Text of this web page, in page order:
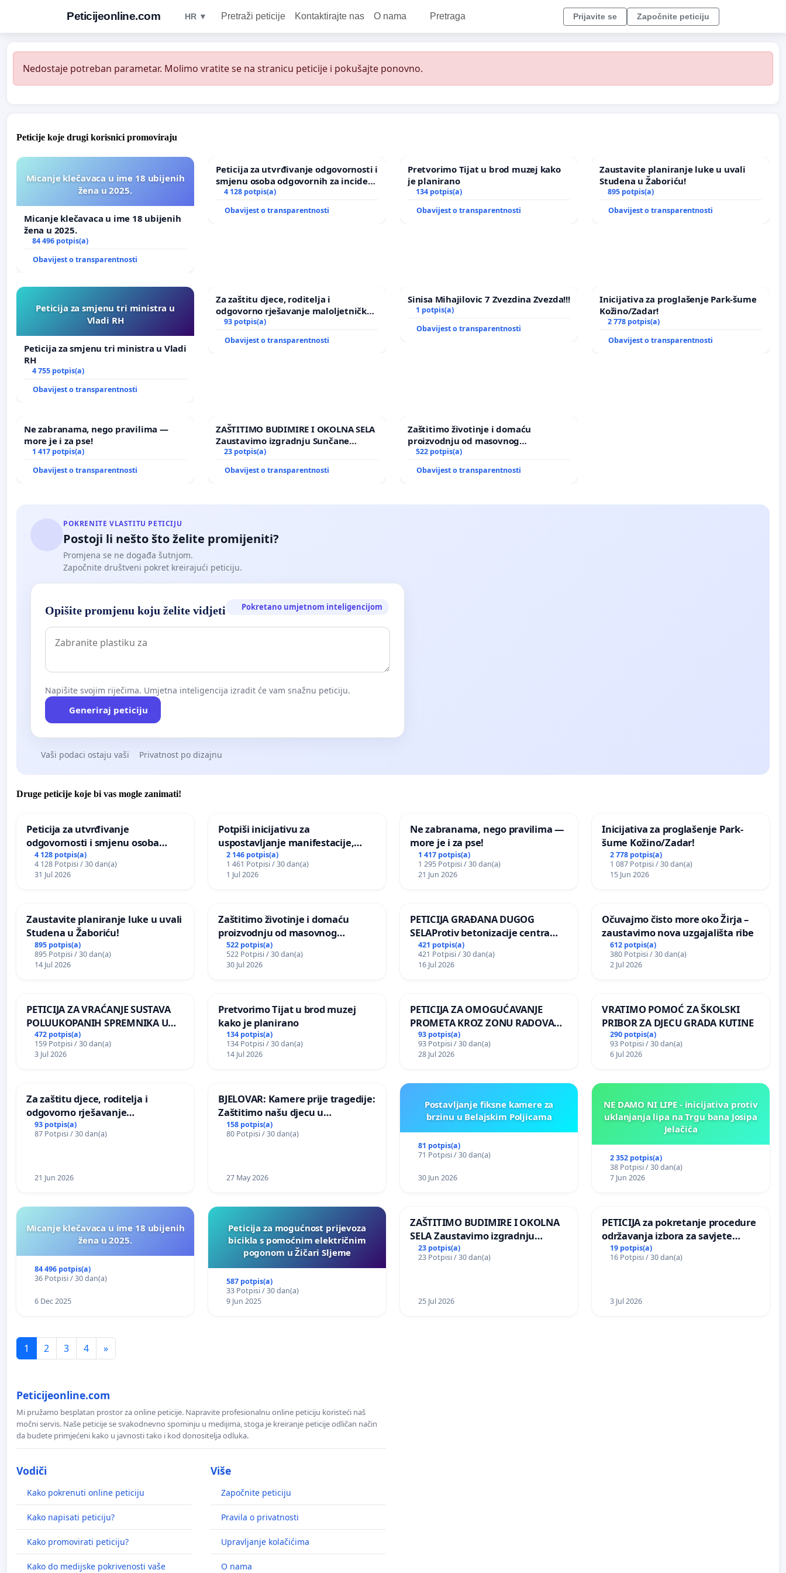
Peticijeonline.com HR ▼ Pretraži peticije Kontaktirajte nas O nama Pretraga Prijavite se Započnite peticiju
Nedostaje potreban parametar. Molimo vratite se na stranicu peticije i pokušajte ponovno.
Peticije koje drugi korisnici promoviraju
Micanje klečavaca u ime 18 ubijenih
žena u 2025.
Micanje klečavaca u ime 18 ubijenih
žena u 2025.
84 496 potpis(a)
Obavijest o transparentnosti
Peticija za utvrđivanje odgovornosti i
smjenu osoba odgovornih za incident
u Zoološkom vrtu Grada Zagreba
4 128 potpis(a)
Obavijest o transparentnosti
Pretvorimo Tijat u brod muzej kako
je planirano
134 potpis(a)
Obavijest o transparentnosti
Zaustavite planiranje luke u uvali
Studena u Žaboriću!
895 potpis(a)
Obavijest o transparentnosti
Peticija za smjenu tri ministra u
Vladi RH
Peticija za smjenu tri ministra u Vladi
RH
4 755 potpis(a)
Obavijest o transparentnosti
Za zaštitu djece, roditelja i
odgovorno rješavanje maloljetničkog
nasilja
93 potpis(a)
Obavijest o transparentnosti
Sinisa Mihajilovic 7 Zvezdina Zvezda!!!
1 potpis(a)
Obavijest o transparentnosti
Inicijativa za proglašenje Park-šume
Kožino/Zadar!
2 778 potpis(a)
Obavijest o transparentnosti
Ne zabranama, nego pravilima —
more je i za pse!
1 417 potpis(a)
Obavijest o transparentnosti
ZAŠTITIMO BUDIMIRE I OKOLNA SELA
Zaustavimo izgradnju Sunčane
elektrane Vedrine na području
Ugljana
23 potpis(a)
Obavijest o transparentnosti
Zaštitimo životinje i domaću
proizvodnju od masovnog
uništavanja zbog afričke svinjske
kuge
522 potpis(a)
Obavijest o transparentnosti
POKRENITE VLASTITU PETICIJU
Postoji li nešto što želite promijeniti?
Promjena se ne događa šutnjom.
Započnite društveni pokret kreirajući peticiju.
Opišite promjenu koju želite vidjeti Pokretano umjetnom inteligencijom
Napišite svojim riječima. Umjetna inteligencija izradit će vam snažnu peticiju.
Generiraj peticiju
Vaši podaci ostaju vaši Privatnost po dizajnu
Druge peticije koje bi vas mogle zanimati!
Peticija za utvrđivanje
odgovornosti i smjenu osoba
odgovornih za incident u
Zoološkom vrtu Grada Zagreba
4 128 potpis(a)
4 128 Potpisi / 30 dan(a)
31 Jul 2026
Potpiši inicijativu za
uspostavljanje manifestacije,
godišnje nagrade ili drugog
javnog događaja „Edin Avdić“ u
Sarajevu
2 146 potpis(a)
1 461 Potpisi / 30 dan(a)
1 Jul 2026
Ne zabranama, nego pravilima —
more je i za pse!
1 417 potpis(a)
1 295 Potpisi / 30 dan(a)
21 Jun 2026
Inicijativa za proglašenje Park-
šume Kožino/Zadar!
2 778 potpis(a)
1 087 Potpisi / 30 dan(a)
15 Jun 2026
Zaustavite planiranje luke u uvali
Studena u Žaboriću!
895 potpis(a)
895 Potpisi / 30 dan(a)
14 Jul 2026
Zaštitimo životinje i domaću
proizvodnju od masovnog
uništavanja zbog afričke svinjske
kuge
522 potpis(a)
522 Potpisi / 30 dan(a)
30 Jul 2026
PETICIJA GRAĐANA DUGOG
SELAProtiv betonizacije centra
grada i za očuvanje postojećih
zelenih površina i odraslih stabala
pri donošenju izmjena
421 potpis(a)
421 Potpisi / 30 dan(a)
16 Jul 2026
Očuvajmo čisto more oko Žirja –
zaustavimo nova uzgajališta ribe
612 potpis(a)
380 Potpisi / 30 dan(a)
2 Jul 2026
PETICIJA ZA VRAĆANJE SUSTAVA
POLUUKOPANIH SPREMNIKA U
NASELJU KOLANJSKI GAJAC
472 potpis(a)
159 Potpisi / 30 dan(a)
3 Jul 2026
Pretvorimo Tijat u brod muzej
kako je planirano
134 potpis(a)
134 Potpisi / 30 dan(a)
14 Jul 2026
PETICIJA ZA OMOGUĆAVANJE
PROMETA KROZ ZONU RADOVA
ZA STANOVNIKE Mjesnog odbora
Kamensko i Lemić Brdo
93 potpis(a)
93 Potpisi / 30 dan(a)
28 Jul 2026
VRATIMO POMOĆ ZA ŠKOLSKI
PRIBOR ZA DJECU GRADA KUTINE
290 potpis(a)
93 Potpisi / 30 dan(a)
6 Jul 2026
Za zaštitu djece, roditelja i
odgovorno rješavanje
maloljetničkog nasilja
93 potpis(a)
87 Potpisi / 30 dan(a)
21 Jun 2026
BJELOVAR: Kamere prije tragedije:
Zaštitimo našu djecu u
Vukovarskoj!
158 potpis(a)
80 Potpisi / 30 dan(a)
27 May 2026
Postavljanje fiksne kamere za
brzinu u Belajskim Poljicama
81 potpis(a)
71 Potpisi / 30 dan(a)
30 Jun 2026
NE DAMO NI LIPE - inicijativa protiv
uklanjanja lipa na Trgu bana Josipa
Jelačića
2 352 potpis(a)
38 Potpisi / 30 dan(a)
7 Jun 2026
Micanje klečavaca u ime 18 ubijenih
žena u 2025.
84 496 potpis(a)
36 Potpisi / 30 dan(a)
6 Dec 2025
Peticija za mogućnost prijevoza
bicikla s pomoćnim električnim
pogonom u Žičari Sljeme
587 potpis(a)
33 Potpisi / 30 dan(a)
9 Jun 2025
ZAŠTITIMO BUDIMIRE I OKOLNA
SELA Zaustavimo izgradnju
Sunčane elektrane Vedrine na
području Ugljana
23 potpis(a)
23 Potpisi / 30 dan(a)
25 Jul 2026
PETICIJA za pokretanje procedure
održavanja izbora za savjete
mjesnih zajednica u Općini
Bugojno
19 potpis(a)
16 Potpisi / 30 dan(a)
3 Jul 2026
1 2 3 4 »
Peticijeonline.com
Mi pružamo besplatan prostor za online peticije. Napravite profesionalnu online peticiju koristeći naš
močni servis. Naše peticije se svakodnevno spominju u medijima, stoga je kreiranje peticije odličan način
da budete primjećeni kako u javnosti tako i kod donositelja odluka.
Vodiči
Kako pokrenuti online peticiju
Kako napisati peticiju?
Kako promovirati peticiju?
Kako do medijske pokrivenosti vaše
Više
Započnite peticiju
Pravila o privatnosti
Upravljanje kolačićima
O nama